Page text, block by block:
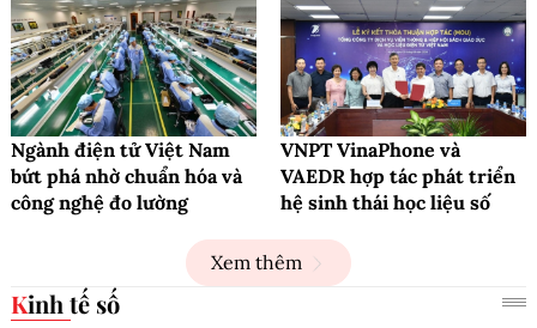
Ngành điện tử Việt Nam
bứt phá nhờ chuẩn hóa và
công nghệ đo lường
VNPT VinaPhone và
VAEDR hợp tác phát triển
hệ sinh thái học liệu số
Xem thêm
Kinh tế số